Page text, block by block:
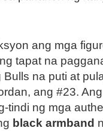
ang mga
tapat na
Bulls na puti at
ang #23.
tindi ng mga
black armband